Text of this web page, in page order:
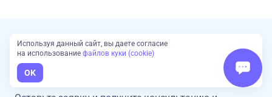
Сложно выбрать?
Наш эксперт подберет туры для вас
Используя данный сайт, вы даете согласие
на использование файлов куки (cookie)
OK